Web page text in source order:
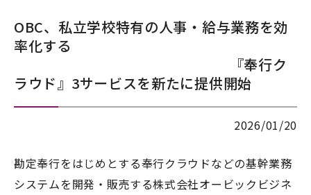
OBC、私立学校特有の人事・給与業務を効
率化する
『奉行ク
ラウド』3サービスを新たに提供開始
2026/01/20
勘定奉行をはじめとする奉行クラウドなどの基幹業務
システムを開発・販売する株式会社オービックビジネ